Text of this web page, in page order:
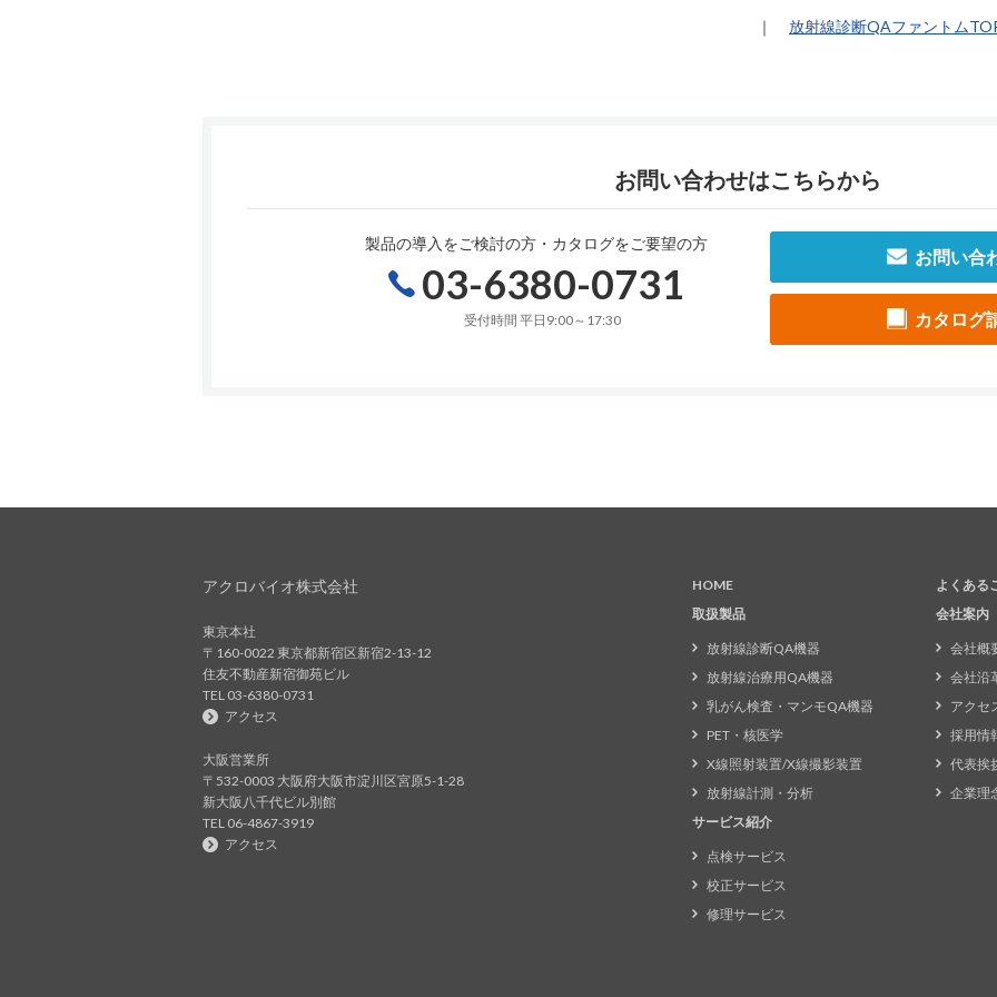
｜ 放射線診断QAファントム
お問い合わせはこちらから
製品の導入をご検討の方・カタログをご要望の方
03-6380-0731
受付時間 平日9:00～17:30
お問い合
カタログ
アクロバイオ株式会社
東京本社
〒160-0022 東京都新宿区新宿2-13-12
住友不動産新宿御苑ビル
TEL 03-6380-0731
アクセス
大阪営業所
〒532-0003 大阪府大阪市淀川区宮原5-1-28
新大阪八千代ビル別館
TEL 06-4867-3919
アクセス
HOME
取扱製品
放射線診断QA機器
放射線治療用QA機器
乳がん検査・マンモQA機器
PET・核医学
X線照射装置/X線撮影装置
放射線計測・分析
サービス紹介
点検サービス
校正サービス
修理サービス
よくある
会社案内
会社概
会社沿
アクセ
採用情
代表挨
企業理